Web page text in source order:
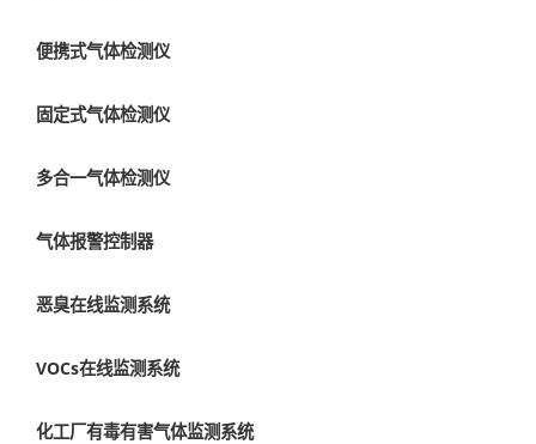
便携式气体检测仪
固定式气体检测仪
多合一气体检测仪
气体报警控制器
恶臭在线监测系统
VOCs在线监测系统
化工厂有毒有害气体监测系统